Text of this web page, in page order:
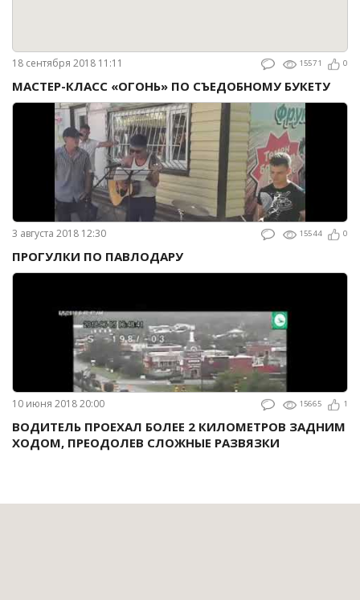
18 сентября 2018 11:11 15571 0
МАСТЕР-КЛАСС «ОГОНЬ» ПО СЪЕДОБНОМУ БУКЕТУ
3 августа 2018 12:30 15544 0
ПРОГУЛКИ ПО ПАВЛОДАРУ
10 июня 2018 20:00 15665 1
ВОДИТЕЛЬ ПРОЕХАЛ БОЛЕЕ 2 КИЛОМЕТРОВ ЗАДНИМ
ХОДОМ, ПРЕОДОЛЕВ СЛОЖНЫЕ РАЗВЯЗКИ